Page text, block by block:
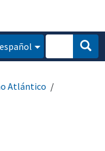
español
Atlántico